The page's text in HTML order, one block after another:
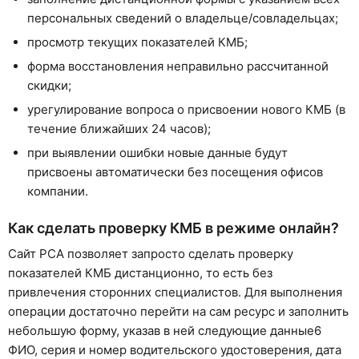
персональных сведений о владельце/совладельцах;
просмотр текущих показателей КМБ;
форма восстановления неправильно рассчитанной
скидки;
урегулирование вопроса о присвоении нового КМБ (в
течение ближайших 24 часов);
при выявлении ошибки новые данные будут
присвоены автоматически без посещения офисов
компании.
Как сделать проверку КМБ в режиме онлайн?
Сайт РСА позволяет запросто сделать проверку
показателей КМБ дистанционно, то есть без
привлечения сторонних специалистов. Для выполнения
операции достаточно перейти на сам ресурс и заполнить
небольшую форму, указав в ней следующие данные6
ФИО, серия и номер водительского удостоверения, дата